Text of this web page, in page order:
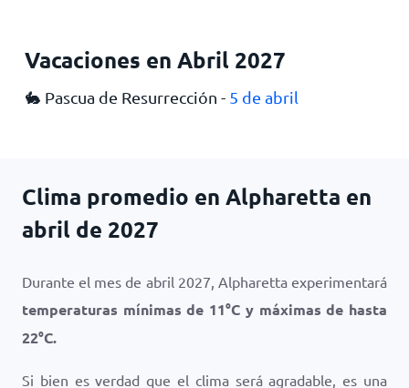
Vacaciones en Abril 2027
🐇 Pascua de Resurrección - 5 de abril
Clima promedio en Alpharetta en
abril de 2027
Durante el mes de abril 2027, Alpharetta experimentará
temperaturas mínimas de 11°C y máximas de hasta
22°C.
Si bien es verdad que el clima será agradable, es una